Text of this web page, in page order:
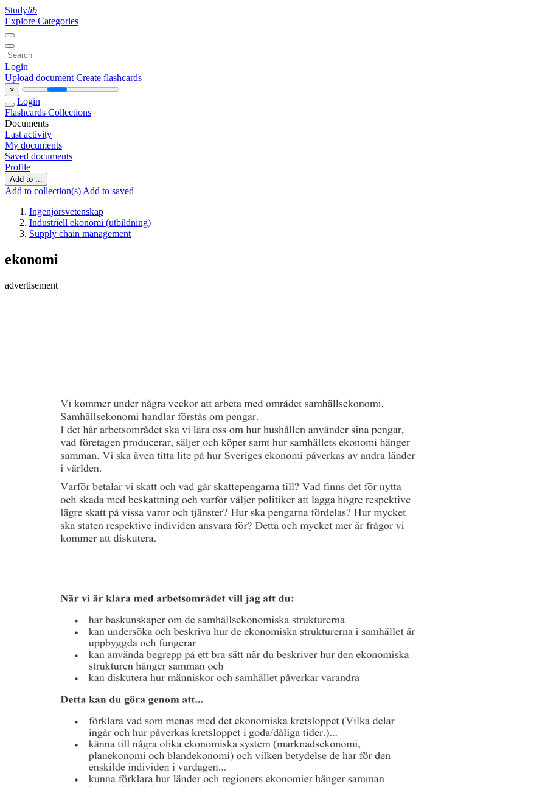
Studylib
Explore Categories
Login
Upload document Create flashcards
×
Login
Flashcards Collections
Documents
Last activity
My documents
Saved documents
Profile
Add to ...
Add to collection(s) Add to saved
Ingenjörsvetenskap
Industriell ekonomi (utbildning)
Supply chain management
ekonomi
advertisement